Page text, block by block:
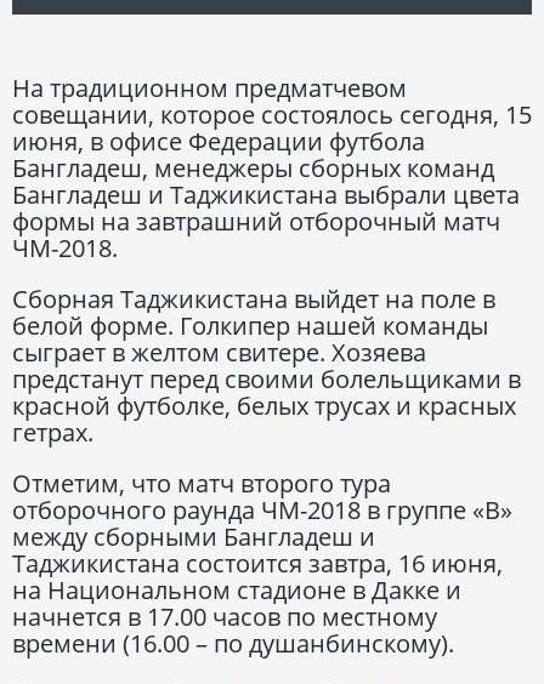
На традиционном предматчевом
совещании, которое состоялось сегодня, 15
июня, в офисе Федерации футбола
Бангладеш, менеджеры сборных команд
Бангладеш и Таджикистана выбрали цвета
формы на завтрашний отборочный матч
ЧМ-2018.
Сборная Таджикистана выйдет на поле в
белой форме. Голкипер нашей команды
сыграет в желтом свитере. Хозяева
предстанут перед своими болельщиками в
красной футболке, белых трусах и красных
гетрах.
Отметим, что матч второго тура
отборочного раунда ЧМ-2018 в группе «В»
между сборными Бангладеш и
Таджикистана состоится завтра, 16 июня,
на Национальном стадионе в Дакке и
начнется в 17.00 часов по местному
времени (16.00 – по душанбинскому).